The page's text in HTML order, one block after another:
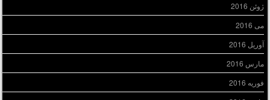
ژوئن 2016
می 2016
آوریل 2016
مارس 2016
فوریه 2016